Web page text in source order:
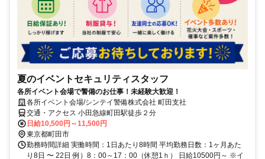
夏のイベントセキュリティスタッフ
各所イベント会場で警備のお仕事！未経験大歓迎！
各所イベント会場/シンテイ警備株式会社 町田支社
交通・アクセス 小田急線町田駅徒歩２分
日給10,500円～11,500円
東京都町田市
勤務時間詳細 実働時間：1日あたり8時間 平均勤務日数：1ヶ月あた
り8日 〜 22日 例）8：00～17：00（休憩1ｈ） 日給10500円～ ※イ